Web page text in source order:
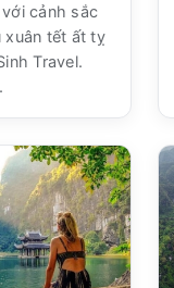
cảnh sắc
xuân tết ất tỵ
Travel.